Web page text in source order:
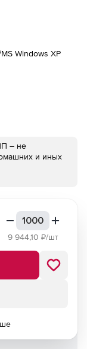
Windows XP
– не
и иных
9 944,10 ₽/шт